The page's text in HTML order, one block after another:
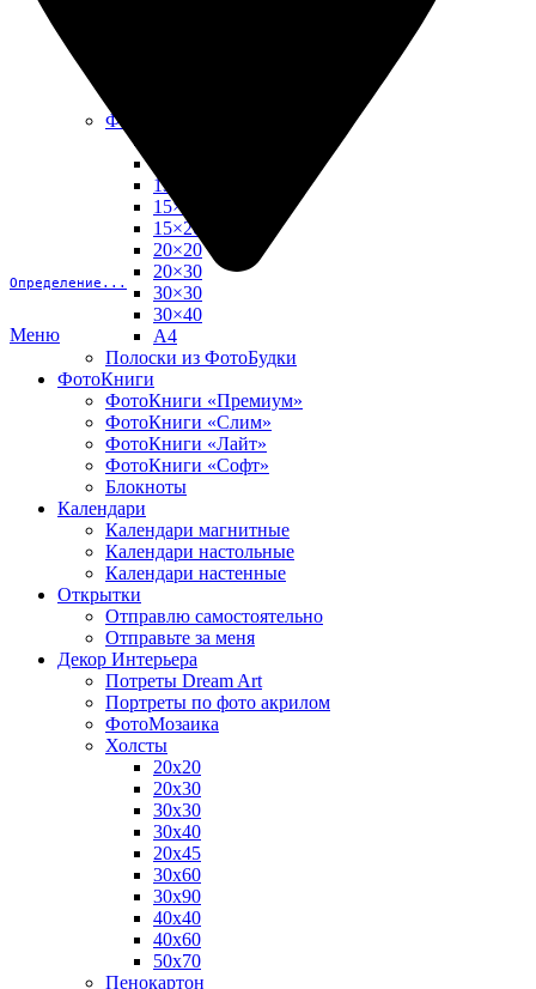
Определение...
Меню
Фото в рамке
13×18
15×15
15×20
20×20
20×30
30×30
30×40
A4
Полоски из ФотоБудки
ФотоКниги
ФотоКниги «Премиум»
ФотоКниги «Слим»
ФотоКниги «Лайт»
ФотоКниги «Софт»
Блокноты
Календари
Календари магнитные
Календари настольные
Календари настенные
Открытки
Отправлю самостоятельно
Отправьте за меня
Декор Интерьера
Потреты Dream Art
Портреты по фото акрилом
ФотоМозаика
Холсты
20х20
20х30
30х30
30х40
20х45
30х60
30х90
40х40
40х60
50х70
Пенокартон